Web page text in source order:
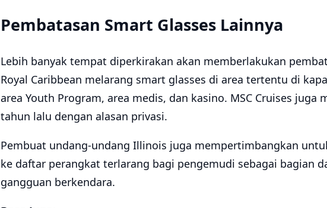
Pembatasan Smart Glasses Lainnya
Lebih banyak tempat diperkirakan akan memberlakukan
Royal Caribbean melarang smart glasses di area tertentu di
area Youth Program, area medis, dan kasino. MSC Cruises juga
tahun lalu dengan alasan privasi.
Pembuat undang-undang Illinois juga mempertimbangkan
ke daftar perangkat terlarang bagi pengemudi sebagai bagian
gangguan berkendara.